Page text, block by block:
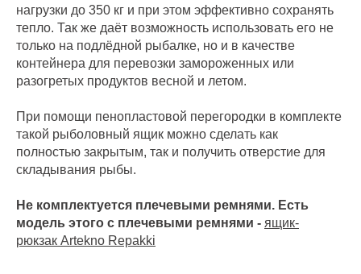
нагрузки до 350 кг и при этом эффективно сохранять
тепло. Так же даёт возможность использовать его не
только на подлёдной рыбалке, но и в качестве
контейнера для перевозки замороженных или
разогретых продуктов весной и летом.
При помощи пенопластовой перегородки в комплекте
такой рыболовный ящик можно сделать как
полностью закрытым, так и получить отверстие для
складывания рыбы.
Не комплектуется плечевыми ремнями. Есть
модель этого с плечевыми ремнями - ящик-
рюкзак Artekno Repakki